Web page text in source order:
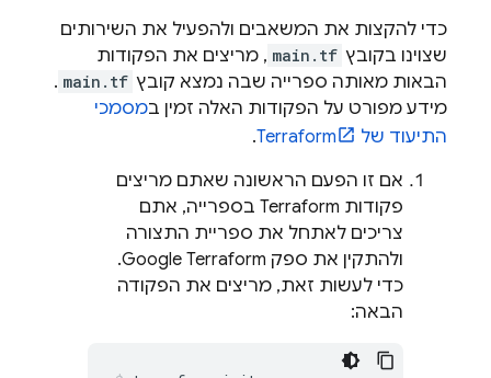
כדי להקצות את המשאבים ולהפעיל את השירותים
שצוינו בקובץ main.tf , מריצים את הפקודות
הבאות מאותה ספרייה שבה נמצא קובץ main.tf
.
מידע מפורט על הפקודות האלה זמין במסמכי
התיעוד של Terraform
.
אם זו הפעם הראשונה שאתם מריצים
פקודות Terraform בספרייה, אתם
צריכים לאתחל את ספריית התצורה
ולהתקין את ספק Google Terraform.
כדי לעשות זאת, מריצים את הפקודה
הבאה: